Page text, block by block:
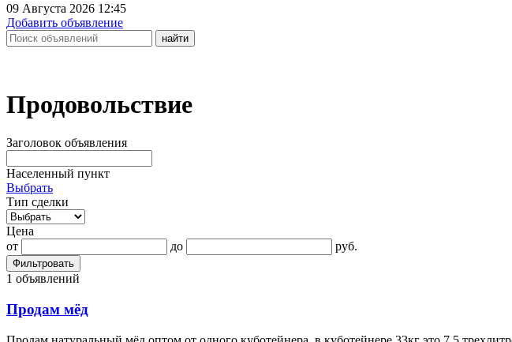
09 Августа 2026 12:45
Добавить объявление
Продовольствие
Заголовок объявления
Населенный пункт
Выбрать
Тип сделки
Цена
от
до руб.
Фильтровать
1 объявлений
Продам мёд